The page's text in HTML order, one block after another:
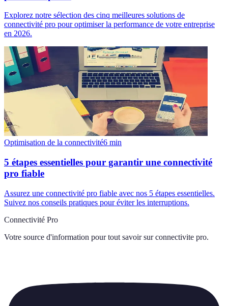
Explorez notre sélection des cinq meilleures solutions de
connectivité pro pour optimiser la performance de votre entreprise
en 2026.
Optimisation de la connectivité6 min
5 étapes essentielles pour garantir une connectivité
pro fiable
Assurez une connectivité pro fiable avec nos 5 étapes essentielles.
Suivez nos conseils pratiques pour éviter les interruptions.
Connectivité Pro
Votre source d'information pour tout savoir sur connectivite pro.